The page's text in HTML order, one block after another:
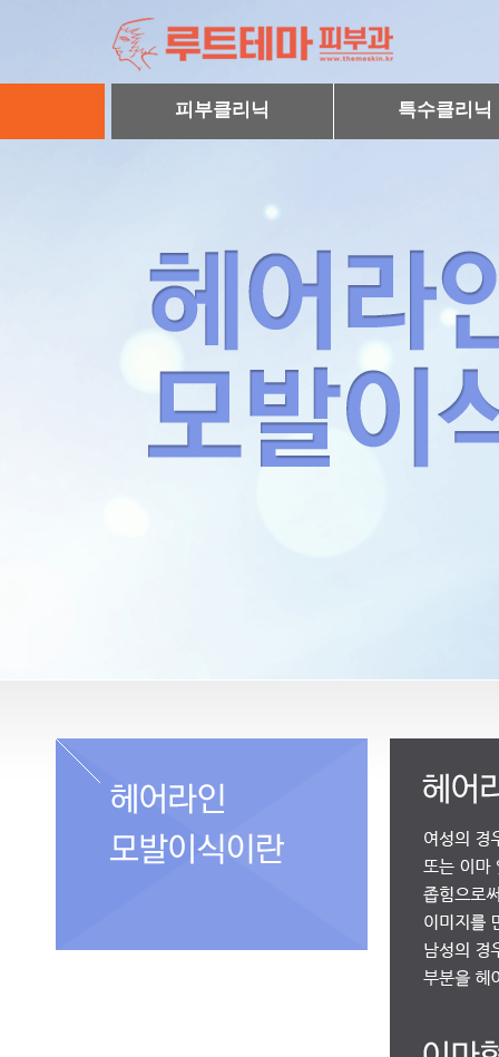
피부클리닉 특수클리닉